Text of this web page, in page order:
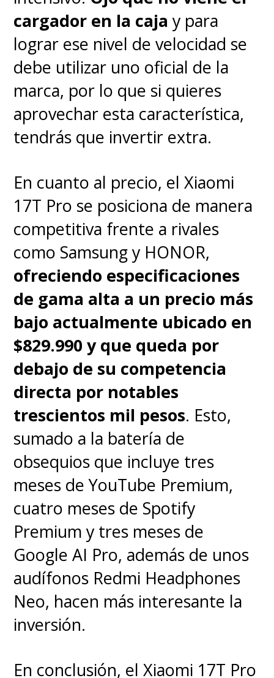
Buen rendimiento general y
autonomía sólida.
IA integrada que realmente
aporta.
Cargador rápido incluido en
la caja.
Lo malo
Sin carga inalámbrica.
El ultra gran angular podría
ser más consistente.
Almacenamiento UFS 2.2,
algo limitado frente a rivales.
Baja cantidad de actualizaciones
de sistema operativo.
cargador en la caja y para
lograr ese nivel de velocidad se
debe utilizar uno oficial de la
marca, por lo que si quieres
aprovechar esta característica,
tendrás que invertir extra.
En cuanto al precio, el Xiaomi
17T Pro se posiciona de manera
competitiva frente a rivales
como Samsung y HONOR,
ofreciendo especificaciones
de gama alta a un precio más
bajo actualmente ubicado en
$829.990 y que queda por
debajo de su competencia
directa por notables
trescientos mil pesos. Esto,
sumado a la batería de
obsequios que incluye tres
meses de YouTube Premium,
cuatro meses de Spotify
Premium y tres meses de
Google AI Pro, además de unos
audífonos Redmi Headphones
Neo, hacen más interesante la
inversión.
En conclusión, el Xiaomi 17T Pro